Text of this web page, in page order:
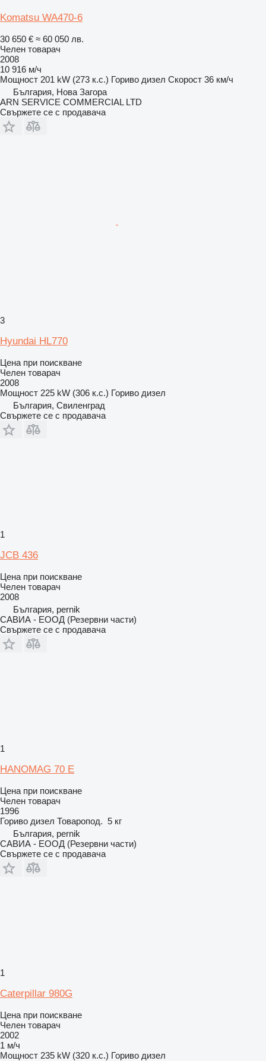
Komatsu WA470-6
30 650 € ≈ 60 050 лв.
Челен товарач
2008
10 916 м/ч
Мощност 201 kW (273 к.с.) Гориво дизел Скорост 36 км/ч
България, Нова Загора
ARN SERVICE COMMERCIAL LTD
Свържете се с продавача
3
Hyundai HL770
Цена при поискване
Челен товарач
2008
Мощност 225 kW (306 к.с.) Гориво дизел
България, Свиленград
Свържете се с продавача
1
JCB 436
Цена при поискване
Челен товарач
2008
България, pernik
САВИА - ЕООД (Резервни части)
Свържете се с продавача
1
HANOMAG 70 Е
Цена при поискване
Челен товарач
1996
Гориво дизел Товаропод. 5 кг
България, pernik
САВИА - ЕООД (Резервни части)
Свържете се с продавача
1
Caterpillar 980G
Цена при поискване
Челен товарач
2002
1 м/ч
Мощност 235 kW (320 к.с.) Гориво дизел